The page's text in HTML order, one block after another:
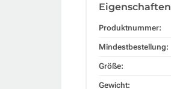
Eigenschaften
Produktnummer:
Mindestbestellung:
Größe:
Gewicht: